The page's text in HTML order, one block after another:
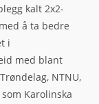
kalt 2x2-
å ta bedre
i
med blant
NTNU,
Karolinska